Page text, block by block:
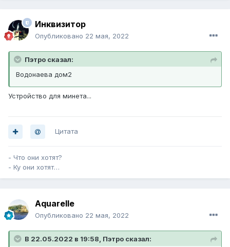
Инквизитор
Опубликовано 22 мая, 2022
Пэтро сказал:
Водонаева дом2
Устройство для минета...
Цитата
- Что они хотят?
- Ку они хотят…
Aquarelle
Опубликовано 22 мая, 2022
В 22.05.2022 в 19:58, Пэтро сказал: